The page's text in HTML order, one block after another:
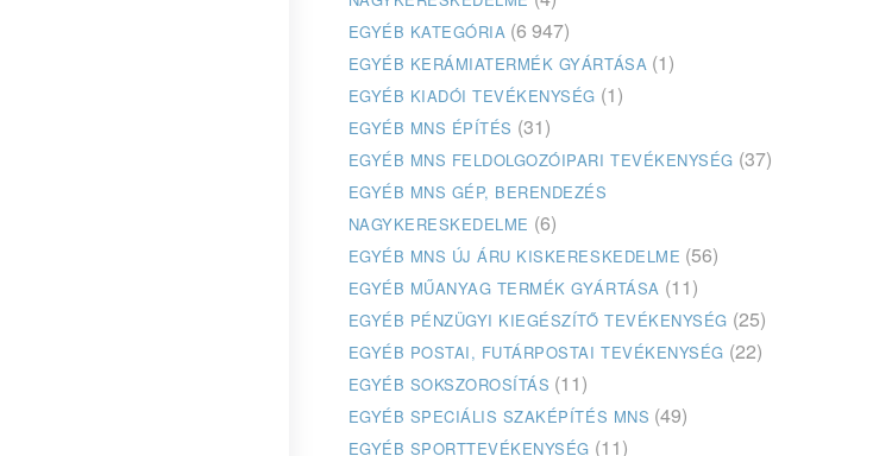
EGYÉB KATEGÓRIA (6 947)
EGYÉB KERÁMIATERMÉK GYÁRTÁSA (1)
EGYÉB KIADÓI TEVÉKENYSÉG (1)
EGYÉB MNS ÉPÍTÉS (31)
EGYÉB MNS FELDOLGOZÓIPARI TEVÉKENYSÉG (37)
EGYÉB MNS GÉP, BERENDEZÉS
NAGYKERESKEDELME (6)
EGYÉB MNS ÚJ ÁRU KISKERESKEDELME (56)
EGYÉB MŰANYAG TERMÉK GYÁRTÁSA (11)
EGYÉB PÉNZÜGYI KIEGÉSZÍTŐ TEVÉKENYSÉG (25)
EGYÉB POSTAI, FUTÁRPOSTAI TEVÉKENYSÉG (22)
EGYÉB SOKSZOROSÍTÁS (11)
EGYÉB SPECIÁLIS SZAKÉPÍTÉS MNS (49)
EGYÉB SPORTTEVÉKENYSÉG (11)